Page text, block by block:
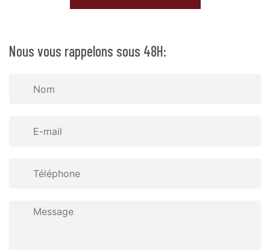
Nous vous rappelons sous 48H: